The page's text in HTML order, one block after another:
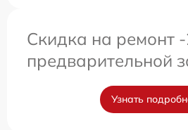
Скидка на ремонт
предварительной
Узнать